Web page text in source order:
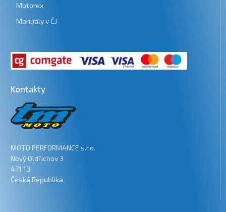
Motorex
Manuály v ČJ
Kontakty
MOTO PERFORMANCE s.r.o.
Nový Oldřichov 3
471 13
Česká Republika